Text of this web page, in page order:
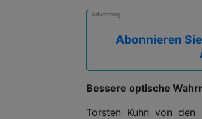
Advertising
Abonnieren
Bessere optische
Torsten Kuhn von den